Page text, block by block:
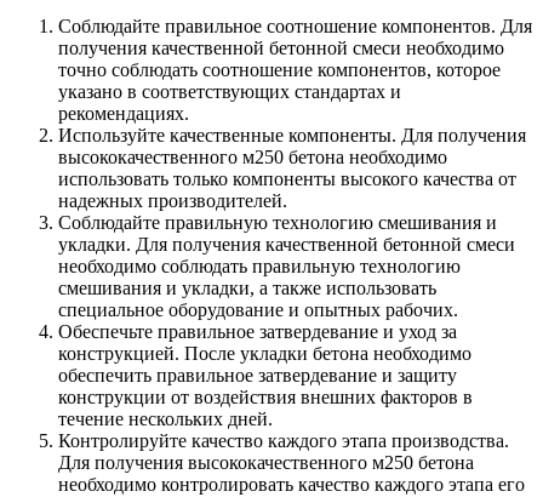
Соблюдайте правильное соотношение компонентов. Для
получения качественной бетонной смеси необходимо
точно соблюдать соотношение компонентов, которое
указано в соответствующих стандартах и
рекомендациях.
Используйте качественные компоненты. Для получения
высококачественного м250 бетона необходимо
использовать только компоненты высокого качества от
надежных производителей.
Соблюдайте правильную технологию смешивания и
укладки. Для получения качественной бетонной смеси
необходимо соблюдать правильную технологию
смешивания и укладки, а также использовать
специальное оборудование и опытных рабочих.
Обеспечьте правильное затвердевание и уход за
конструкцией. После укладки бетона необходимо
обеспечить правильное затвердевание и защиту
конструкции от воздействия внешних факторов в
течение нескольких дней.
Контролируйте качество каждого этапа производства.
Для получения высококачественного м250 бетона
необходимо контролировать качество каждого этапа его